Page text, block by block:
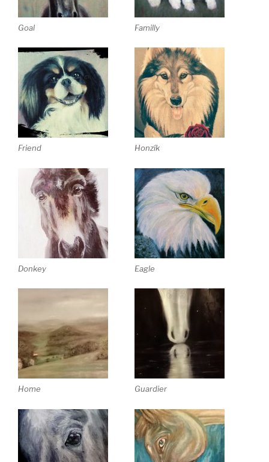
Goal Familly
Friend Honzík
Donkey Eagle
Home Guardier